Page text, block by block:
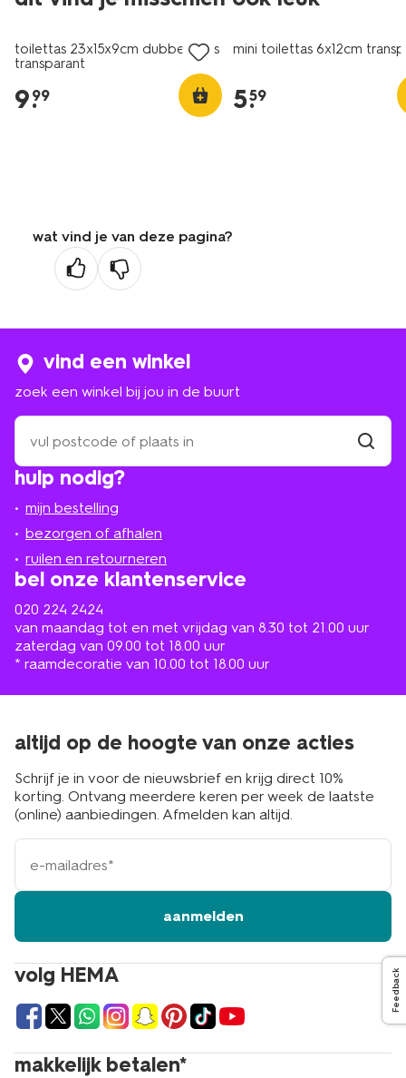
toilettas 23x15x9cm dubbellaags
transparant
9.
99
mini toilettas 6x12cm
5.
59
wat vind je van deze pagina?
hulp nodig?
mijn bestelling
bezorgen of afhalen
ruilen en retourneren
bel onze klantenservice
020 224 2424
van maandag tot en met vrijdag van 8.30 tot 21.00 uur
zaterdag van 09.00 tot 18.00 uur
* raamdecoratie van 10.00 tot 18.00 uur
vind een winkel
zoek een winkel bij jou in de buurt
zoek
een
winkel
bij
in
de
buurt
volg HEMA
makkelijk betalen*
altijd op de hoogte van onze acties
Schrijf je in voor de nieuwsbrief en krijg direct 10%
korting. Ontvang meerdere keren per week de laatste
(online) aanbiedingen. Afmelden kan altijd.
e-
mailadres
aanmelden
Feedback